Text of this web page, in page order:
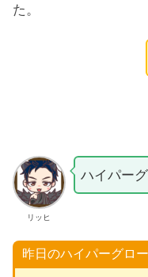
た。
リッヒ
ハイパー
昨日のハイパーグロ